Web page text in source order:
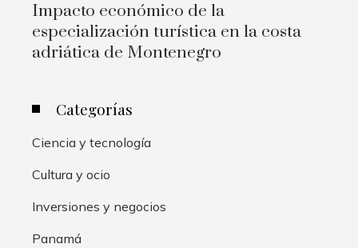
Impacto económico de la
especialización turística en la costa
adriática de Montenegro
Categorías
Ciencia y tecnología
Cultura y ocio
Inversiones y negocios
Panamá